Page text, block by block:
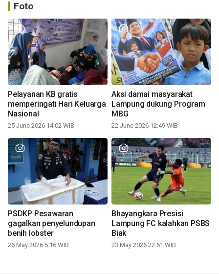
Foto
Pelayanan KB gratis
memperingati Hari Keluarga
Nasional
25 June 2026 14:02 WIB
Aksi damai masyarakat
Lampung dukung Program
MBG
22 June 2026 12:49 WIB
PSDKP Pesawaran
gagalkan penyelundupan
benih lobster
26 May 2026 5:16 WIB
Bhayangkara Presisi
Lampung FC kalahkan PSBS
Biak
23 May 2026 22:51 WIB